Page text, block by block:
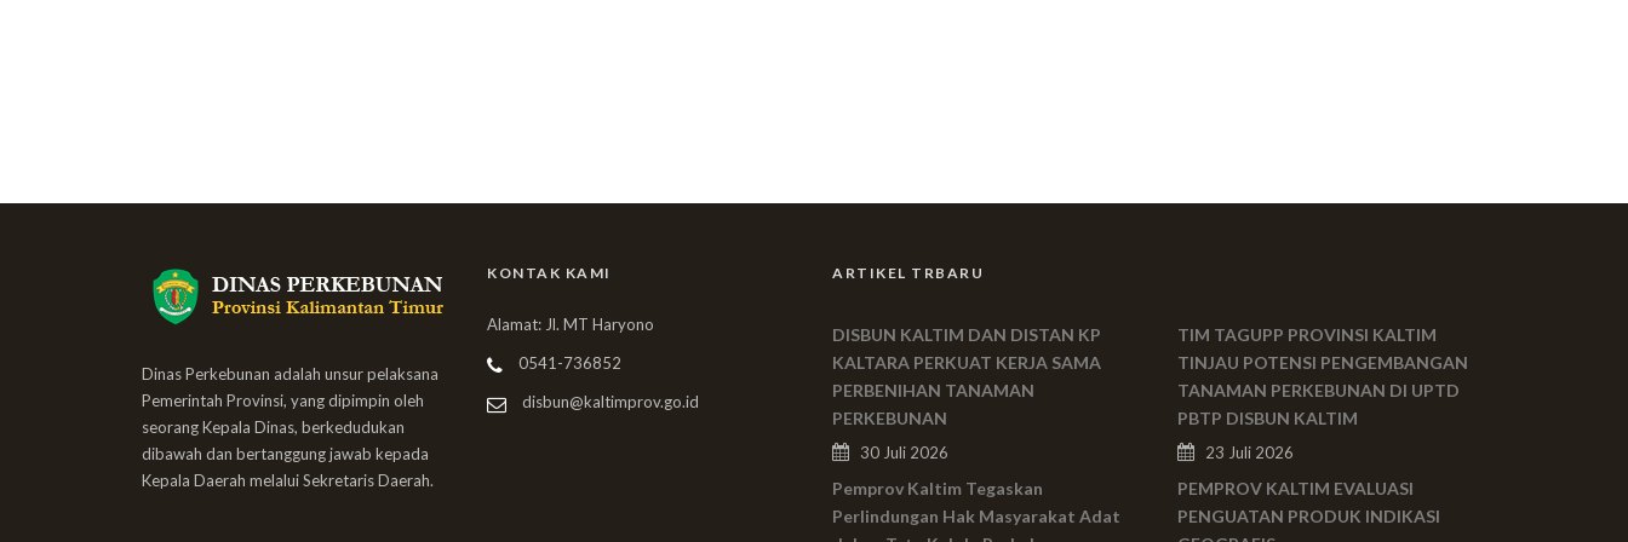
Dinas Perkebunan adalah unsur pelaksana
Pemerintah Provinsi, yang dipimpin oleh
seorang Kepala Dinas, berkedudukan
dibawah dan bertanggung jawab kepada
Kepala Daerah melalui Sekretaris Daerah.
KONTAK KAMI
Alamat: Jl. MT Haryono
0541-736852
disbun@kaltimprov.go.id
ARTIKEL TRBARU
DISBUN KALTIM DAN DISTAN KP
KALTARA PERKUAT KERJA SAMA
PERBENIHAN TANAMAN
PERKEBUNAN
30 Juli 2026
Pemprov Kaltim Tegaskan
Perlindungan Hak Masyarakat Adat
TIM TAGUPP PROVINSI KALTIM
TINJAU POTENSI PENGEMBANGAN
TANAMAN PERKEBUNAN DI UPTD
PBTP DISBUN KALTIM
23 Juli 2026
PEMPROV KALTIM EVALUASI
PENGUATAN PRODUK INDIKASI